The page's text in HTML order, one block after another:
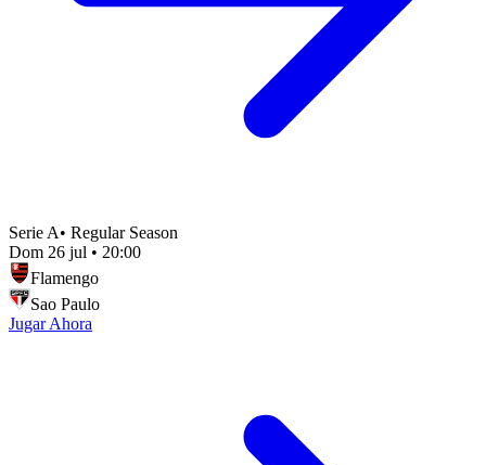
Serie A• Regular Season
Dom 26 jul • 20:00
Flamengo
Sao Paulo
Jugar Ahora